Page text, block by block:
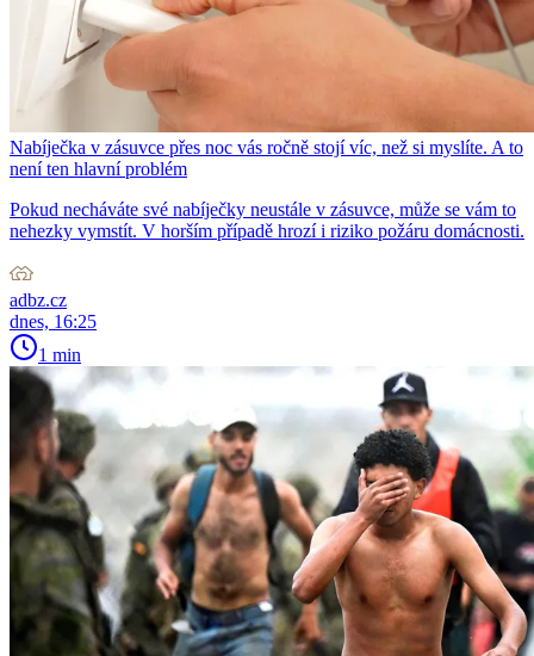
Nabíječka v zásuvce přes noc vás ročně stojí víc, než si myslíte. A to
není ten hlavní problém
Pokud necháváte své nabíječky neustále v zásuvce, může se vám to
nehezky vymstít. V horším případě hrozí i riziko požáru domácnosti.
adbz.cz
dnes, 16:25
1 min